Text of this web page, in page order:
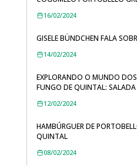
16/02/2024
GISELE BÜNDCHEN FALA
14/02/2024
EXPLORANDO O MUNDO
FUNGO DE QUINTAL:
12/02/2024
HAMBÚRGUER DE
QUINTAL
08/02/2024